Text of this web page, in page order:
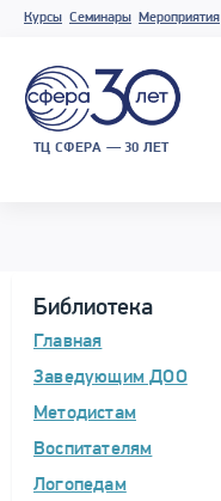
Курсы Семинары Мероприятия
ТЦ СФЕРА — 30 ЛЕТ
Библиотека
Главная
Заведующим ДОО
Методистам
Воспитателям
Логопедам